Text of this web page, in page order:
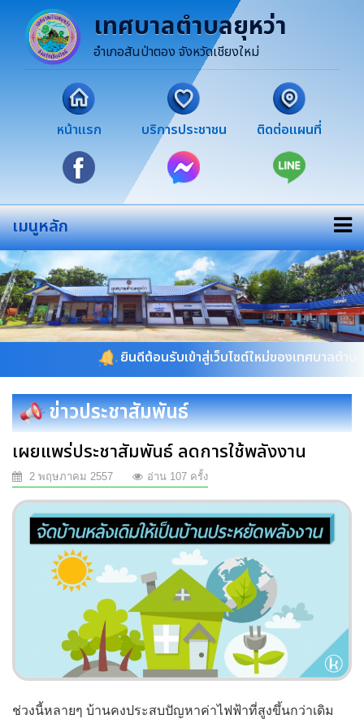
เทศบาลตำบลยุหว่า
อำเภอสันป่าตอง จังหวัดเชียงใหม่
หน้าแรก บริการประชาชน ติดต่อแผนที่
เมนูหลัก
ยินดีต้อนรับเข้าสู่เว็บไซต์ใหม่ของเทศบาลตำบลยุหว่า
ข่าวประชาสัมพันธ์
เผยแพร่ประชาสัมพันธ์ ลดการใช้พลังงาน
2 พฤษภาคม 2557 อ่าน 107 ครั้ง
ช่วงนี้หลายๆ บ้านคงประสบปัญหาค่าไฟฟ้าที่สูงขึ้นกว่าเดิม